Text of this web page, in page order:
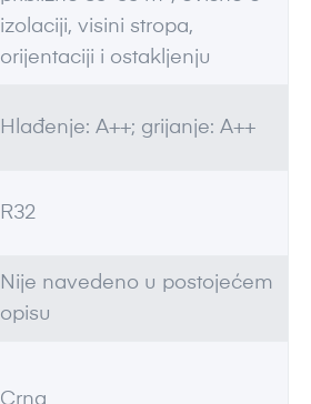
izolaciji, visini stropa,
orijentaciji i ostakljenju
Hlađenje: A++; grijanje: A++
R32
Nije navedeno u postojećem
opisu
Crna